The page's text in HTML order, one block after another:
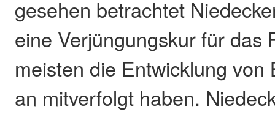
gesehen betrachtet
eine Verjüngungskur für das
meisten die Entwicklung von
an mitverfolgt haben.